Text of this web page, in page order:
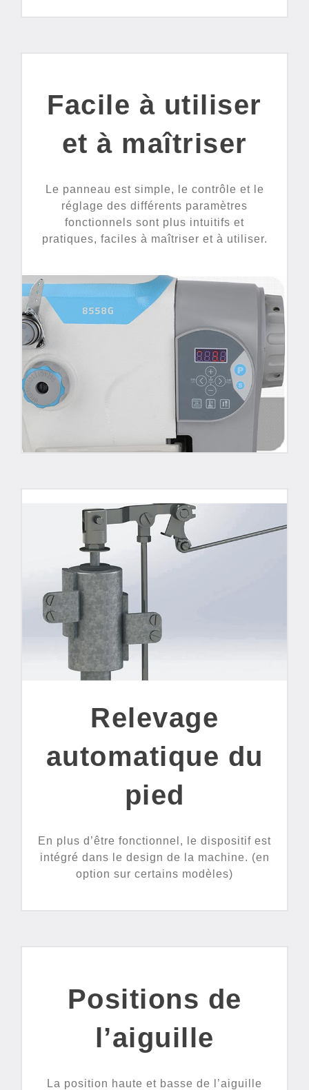
Facile à utiliser
et à maîtriser
Le panneau est simple, le contrôle et le
réglage des différents paramètres
fonctionnels sont plus intuitifs et
pratiques, faciles à maîtriser et à utiliser.
Relevage
automatique du
pied
En plus d’être fonctionnel, le dispositif est
intégré dans le design de la machine. (en
option sur certains modèles)
Positions de
l’aiguille
La position haute et basse de l’aiguille